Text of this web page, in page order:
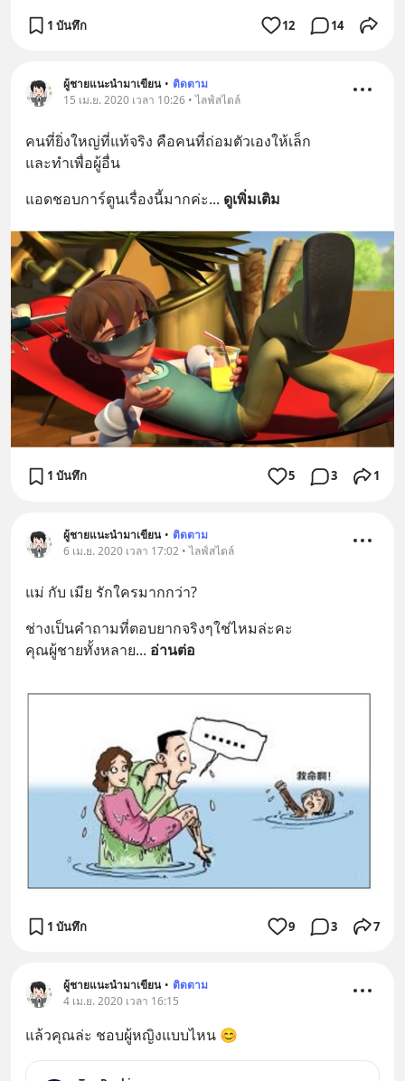
1 บันทึก 12 14
ผู้ชายแนะนำมาเขียน • ติดตาม
15 เม.ย. 2020 เวลา 10:26 • ไลฟ์สไตล์
คนที่ยิ่งใหญ่ที่แท้จริง คือคนที่ถ่อมตัวเองให้เล็ก
และทำเพื่อผู้อื่น
แอดชอบการ์ตูนเรื่องนี้มากค่ะ... ดูเพิ่มเติม
1 บันทึก 5 3 1
ผู้ชายแนะนำมาเขียน • ติดตาม
6 เม.ย. 2020 เวลา 17:02 • ไลฟ์สไตล์
แม่ กับ เมีย รักใครมากกว่า?
ช่างเป็นคำถามที่ตอบยากจริงๆใช่ไหมล่ะคะ
คุณผู้ชายทั้งหลาย... อ่านต่อ
1 บันทึก 9 3 7
ผู้ชายแนะนำมาเขียน • ติดตาม
4 เม.ย. 2020 เวลา 16:15
แล้วคุณล่ะ ชอบผู้หญิงแบบไหน 😊